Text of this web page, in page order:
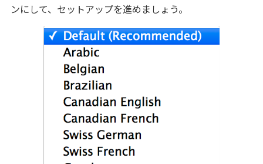
ンにして、セットアップを進めましょう。